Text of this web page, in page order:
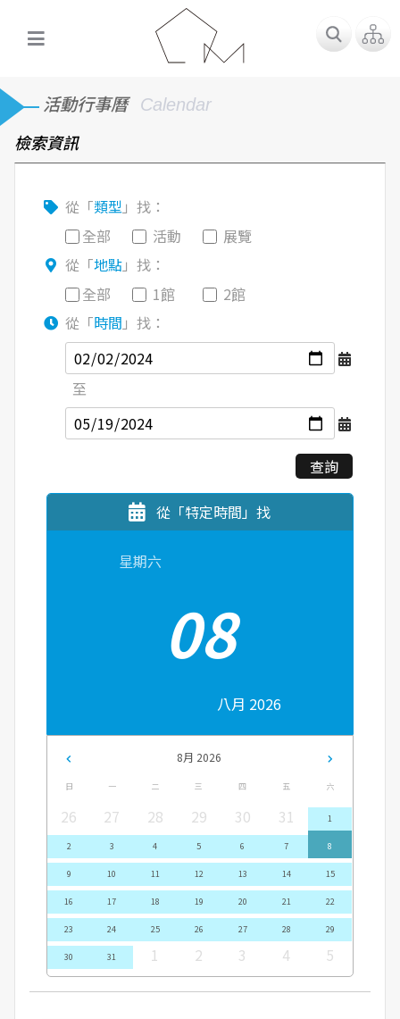
活動行事曆 Calendar
檢索資訊
從「類型」找：
全部
活動
展覽
從「地點」找：
全部
1館
2館
從「時間 」找：
至
查詢
從「特定時間」找
星期六
08
八月 2026
8月 2026
日 一 二 三 四 五 六
26 27 28 29 30 31 1
2 3 4 5 6 7 8
9 10 11 12 13 14 15
16 17 18 19 20 21 22
23 24 25 26 27 28 29
30 31 1 2 3 4 5